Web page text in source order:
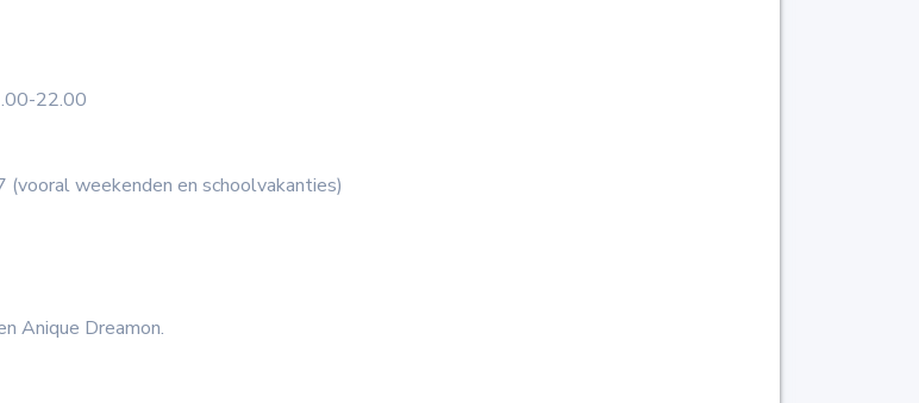
22.00
weekenden en schoolvakanties)
Anique Dreamon.